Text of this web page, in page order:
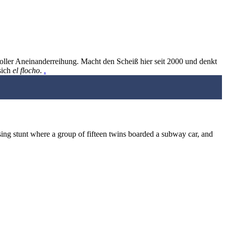
Aneinanderreihung. Macht den Scheiß hier seit 2000 und denkt
el flocho. .
stunt where a group of fifteen twins boarded a subway car, and